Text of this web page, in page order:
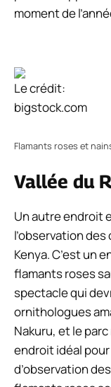
moment de
Le crédit:
bigstock.com
Flamants roses et
Vallée du
Un autre endroit
l’observation
Kenya. C’est un
flamants roses
spectacle qui
ornithologues
Nakuru, et le
endroit idéal
d’observation